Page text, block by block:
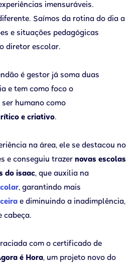
imensuráveis.
Saímos da rotina do dia a
e situações pedagógicas
diretor escolar.
é gestor já soma duas
e tem como foco o
ser humano como
e criativo.
na área, ele se destacou no
e conseguiu trazer novas escolas
do isaac, que auxilia na
, garantindo mais
e diminuindo a inadimplência,
cabeça.
com o certificado de
é Hora, um projeto novo do